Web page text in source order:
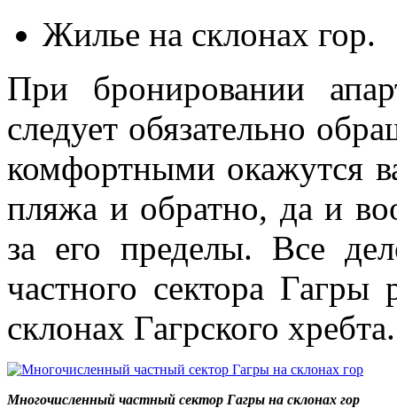
Жилье на склонах гор.
При бронировании
следует обязательно
комфортными окажутся
пляжа и обратно, да и
за его пределы. Все
частного сектора
склонах Гагрского хребта.
Многочисленный частный сектор Гагры на склонах гор